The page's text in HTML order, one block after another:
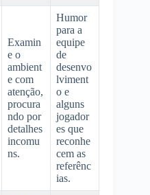
Examin
e o
ambient
e com
atenção,
procura
ndo por
detalhes
incomu
ns.
Humor
para a
equipe
de
desenvo
lviment
o e
alguns
jogador
es que
reconhe
cem as
referênc
ias.